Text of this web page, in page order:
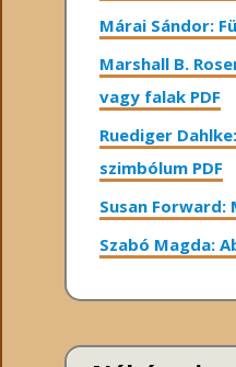
Márai Sándor:
Marshall B.
vagy falak PDF
Ruediger
szimbólum PDF
Susan Forward:
Szabó Magda: